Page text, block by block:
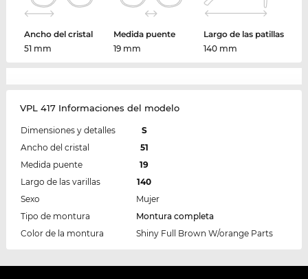
Ancho del cristal
51 mm
Medida puente
19 mm
Largo de las patillas
140 mm
VPL 417 Informaciones del modelo
Dimensiones y detalles
S
Ancho del cristal
51
Medida puente
19
Largo de las varillas
140
Sexo
Mujer
Tipo de montura
Montura completa
Color de la montura
Shiny Full Brown W/orange Parts